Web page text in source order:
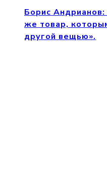
Борис
же товар,
другой вещью».